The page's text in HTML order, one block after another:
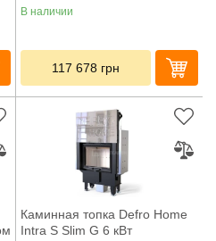
В наличии
117 678 грн
Каминная топка Defro Home
Intra S Slim G 6 кВт